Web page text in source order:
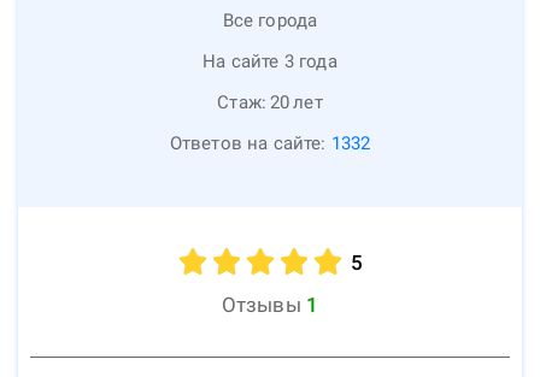
Все города
На сайте 3 года
Стаж: 20лет
Ответов на сайте: 1332
5
Отзывы 1